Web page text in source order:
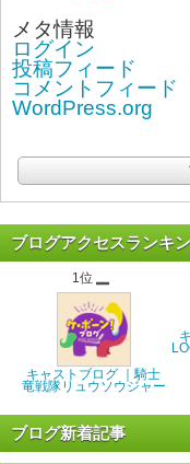
メタ情報
ログイン
投稿フィード
コメントフィード
WordPress.org
ブログアクセスランキ
1位
キャストブログ ｜騎士
竜戦隊リュウソウジャー
ブログ新着記事